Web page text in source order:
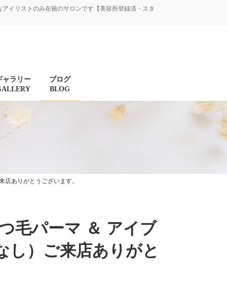
イリストのみ在籍のサロンです【美容所登録済・スタ
ャラリー
ブログ
BLOG
ありがとうございます。
毛パーマ ＆ アイブ
し）ご来店ありがと